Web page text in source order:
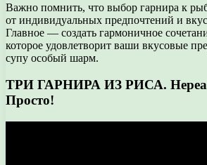
Важно помнить, что выбор гарнира к
от индивидуальных предпочтений и
Главное — создать гармоничное
которое удовлетворит ваши вкусовые
супу особый шарм.
ТРИ ГАРНИРА ИЗ РИСА.
Просто!